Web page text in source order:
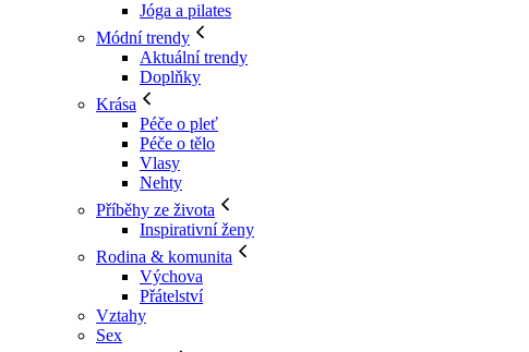
Jóga a pilates
Módní trendy
Aktuální trendy
Doplňky
Krása
Péče o pleť
Péče o tělo
Vlasy
Nehty
Příběhy ze života
Inspirativní ženy
Rodina & komunita
Výchova
Přátelství
Vztahy
Sex